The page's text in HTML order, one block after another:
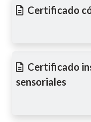
Certificado
Certificado
sensoriales